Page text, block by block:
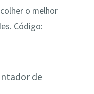
o melhor
Código:
de